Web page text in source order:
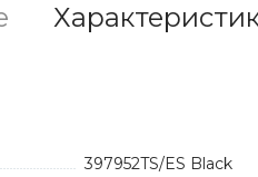
397952TS/ES Black